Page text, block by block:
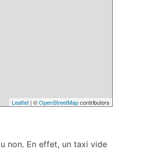
Leaflet | ©OpenStreetMapcontributors
non. En effet, un taxi vide